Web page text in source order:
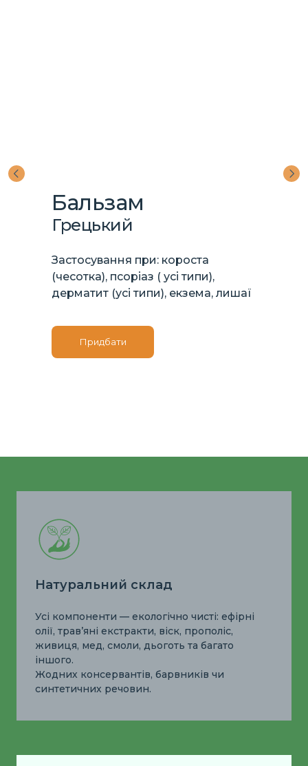
Бальзам
Грецький
Застосування при: короста
(чесотка), псоріаз ( усі типи),
дерматит (усі типи), екзема, лишаї
Придбати
Натуральний склад
Усі компоненти — екологічно чисті: ефірні
олії, трав’яні екстракти, віск, прополіс,
живиця, мед, смоли, дьоготь та багато
іншого.
Жодних консервантів, барвників чи
синтетичних речовин.